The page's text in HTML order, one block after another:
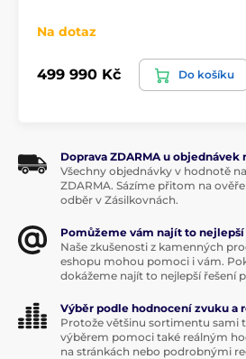
Na dotaz
499 990 Kč Do košíku
Doprava ZDARMA u objednávek
Všechny objednávky v hodnotě
ZDARMA. Sázíme přitom na
odběr v Zásilkovnách.
Pomůžeme vám najít to
Naše zkušenosti z kamenných
eshopu mohou pomoci i vám.
dokážeme najít to nejlepší řešení
Výběr podle hodnocení zvuku a
Protože většinu sortimentu sami
výběrem pomoci také reálným
na stránkách nebo podrobnými